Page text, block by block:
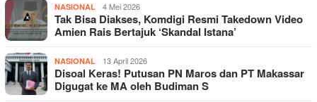
NASIONAL 4 Mei 2026
Tak Bisa Diakses, Komdigi Resmi Takedown Video
Amien Rais Bertajuk ‘Skandal Istana’
NASIONAL 13 April 2026
Disoal Keras! Putusan PN Maros dan PT Makassar
Digugat ke MA oleh Budiman S